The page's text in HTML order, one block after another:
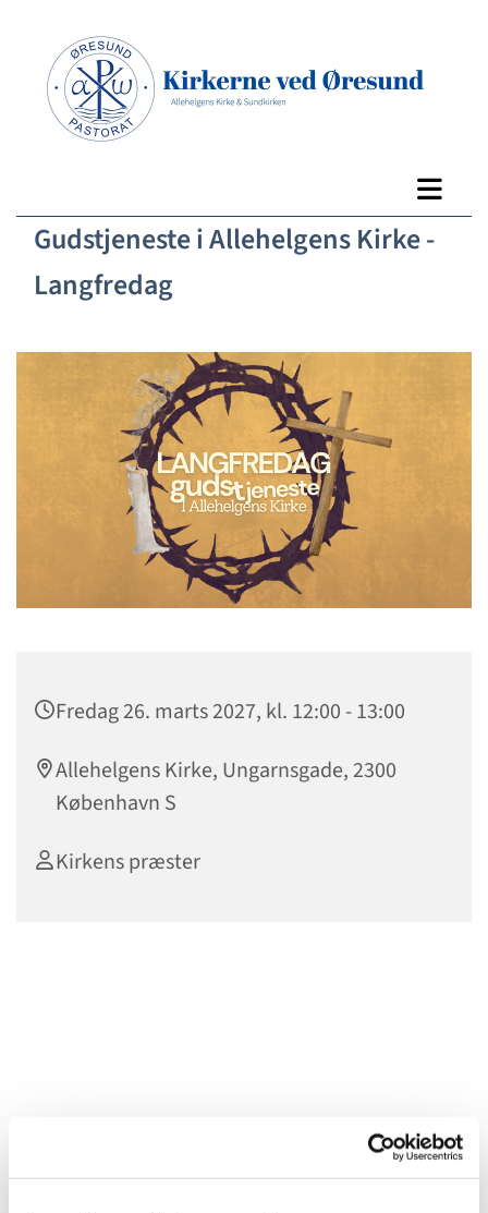
Gudstjeneste i Allehelgens Kirke -
Langfredag
Fredag 26. marts 2027, kl. 12:00 - 13:00
Allehelgens Kirke, Ungarnsgade, 2300
København S
Kirkens præster